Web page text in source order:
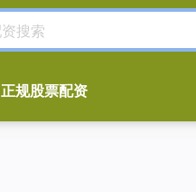
正规股票配资